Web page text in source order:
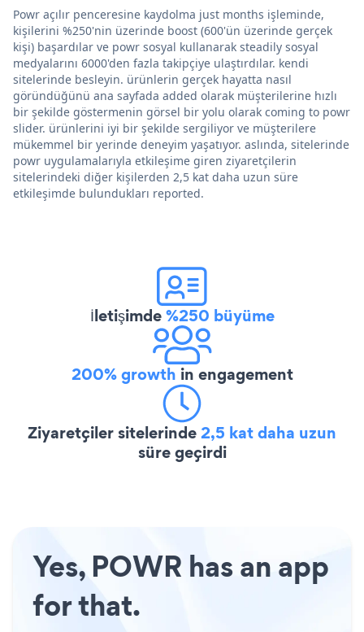
Powr açılır penceresine kaydolma just months işleminde,
kişilerini %250'nin üzerinde boost (600'ün üzerinde gerçek
kişi) başardılar ve powr sosyal kullanarak steadily sosyal
medyalarını 6000'den fazla takipçiye ulaştırdılar. kendi
sitelerinde besleyin. ürünlerin gerçek hayatta nasıl
göründüğünü ana sayfada added olarak müşterilerine hızlı
bir şekilde göstermenin görsel bir yolu olarak coming to powr
slider. ürünlerini iyi bir şekilde sergiliyor ve müşterilere
mükemmel bir yerinde deneyim yaşatıyor. aslında, sitelerinde
powr uygulamalarıyla etkileşime giren ziyaretçilerin
sitelerindeki diğer kişilerden 2,5 kat daha uzun süre
etkileşimde bulundukları reported.
İletişimde%250 büyüme
200% growth in engagement
Ziyaretçiler sitelerinde2,5 kat daha uzun
süre geçirdi
Yes, POWR has an app
for that.